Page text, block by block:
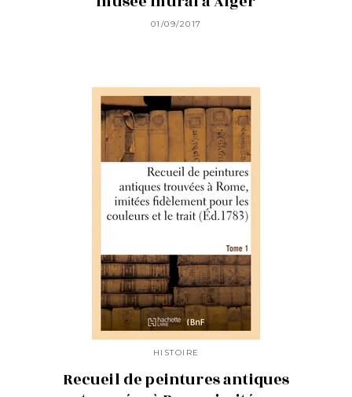
01/09/2017
HISTOIRE
Recueil de peintures antiques